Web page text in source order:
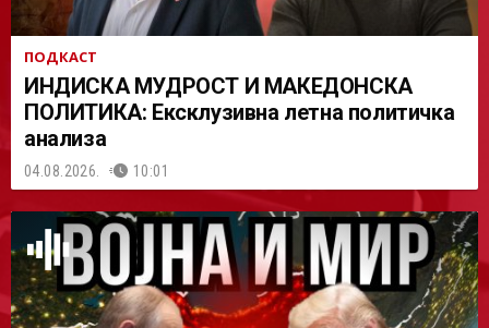
ПОДКАСТ
ИНДИСКА МУДРОСТ И МАКЕДОНСКА
ПОЛИТИКА: Ексклузивна летна политичка
анализа
04.08.2026. 10:01